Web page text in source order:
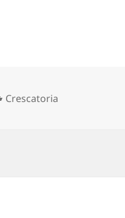
Categorii
Crescatoria